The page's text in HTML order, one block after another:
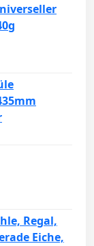
Regal,
Eiche,